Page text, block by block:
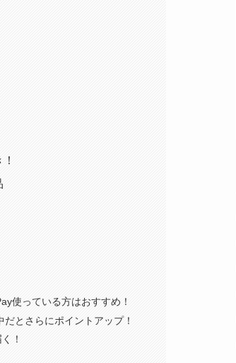
使っている方はおすすめ！
とさらにポイントアップ！
！